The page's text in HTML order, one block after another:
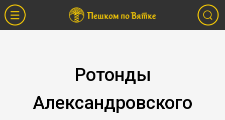
Ротонды
Александровского